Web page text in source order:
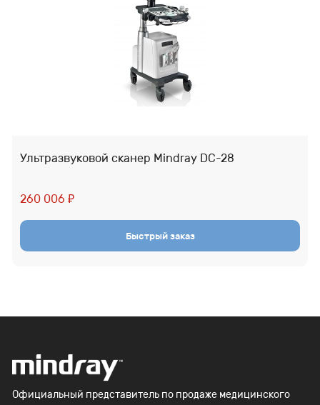
Ультразвуковой сканер Mindray DC-28
260 006 ₽
Быстрый заказ
Официальный представитель по продаже медицинского